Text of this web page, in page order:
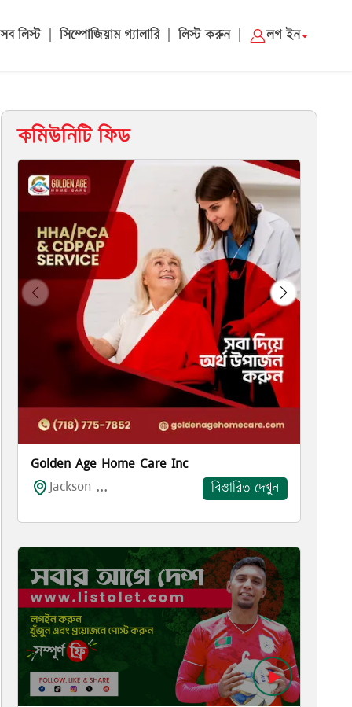
সব লিস্ট সিম্পোজিয়াম গ্যালারি লিস্ট করুন লগ ইন
কমিউনিটি ফিড
Golden Age Home Care Inc
Jackson ...
বিস্তারিত দেখুন